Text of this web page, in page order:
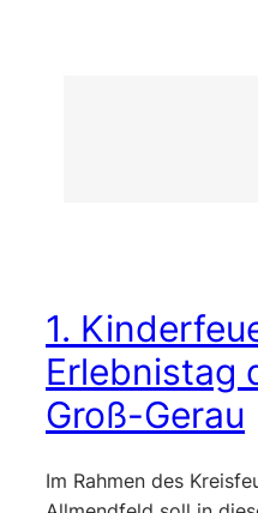
1.
Erlebnistag
Groß-Gerau
Im Rahmen des